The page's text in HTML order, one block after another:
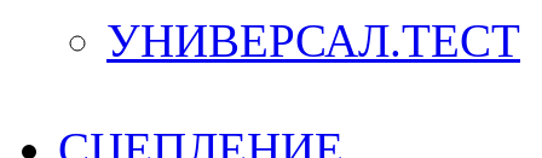
УНИВЕРСАЛ.ТЕСТ